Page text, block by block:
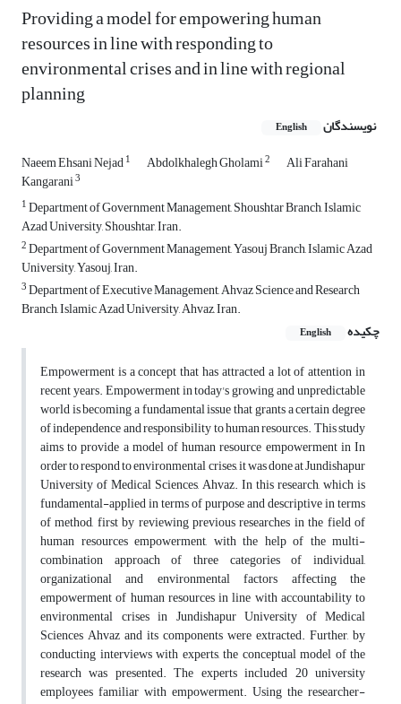
Providing a model for empowering human
resources in line with responding to
environmental crises and in line with regional
planning
نویسندگان English
Naeem Ehsani Nejad1 Abdolkhalegh Gholami2 Ali Farahani
Kangarani3
1Department of Government Management, Shoushtar Branch, Islamic
Azad University, Shoushtar, Iran.
2Department of Government Management, Yasouj Branch, Islamic Azad
University, Yasouj, Iran.
3Department of Executive Management, Ahvaz Science and Research
Branch, Islamic Azad University, Ahvaz, Iran.
چکیده
English
Empowerment is a concept that has attracted a lot of attention in
recent years. Empowerment in today's growing and unpredictable
world is becoming a fundamental issue that grants a certain degree
of independence and responsibility to human resources. This study
aims to provide a model of human resource empowerment in In
order to respond to environmental crises, it was done at Jundishapur
University of Medical Sciences, Ahvaz. In this research, which is
fundamental-applied in terms of purpose and descriptive in terms
of method, first by reviewing previous researches in the field of
human resources empowerment, with the help of the multi-
combination approach of three categories of individual,
organizational and environmental factors affecting the
empowerment of human resources in line with accountability to
environmental crises in Jundishapur University of Medical
Sciences Ahvaz and its components were extracted. Further, by
conducting interviews with experts, the conceptual model of the
research was presented. The experts included 20 university
employees familiar with empowerment. Using the researcher-